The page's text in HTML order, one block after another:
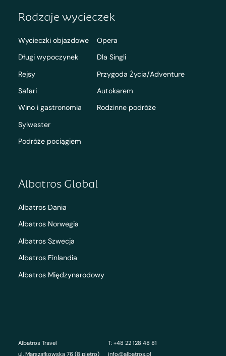
Albatros Travel
ul. Marszałkowska 76 (8 piętro)
T: +48 22 128 48 81
info@albatros.pl
Rodzaje wycieczek
Wycieczki objazdowe
Długi wypoczynek
Rejsy
Safari
Wino i gastronomia
Sylwester
Podróże pociągiem
Opera
Dla Singli
Przygoda Życia/Adventure
Autokarem
Rodzinne podróże
Albatros Global
Albatros Dania
Albatros Norwegia
Albatros Szwecja
Albatros Finlandia
Albatros Międzynarodowy